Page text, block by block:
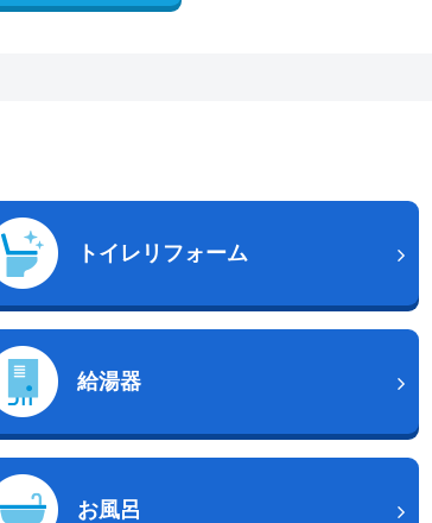
トイレリフォーム
給湯器
お風呂